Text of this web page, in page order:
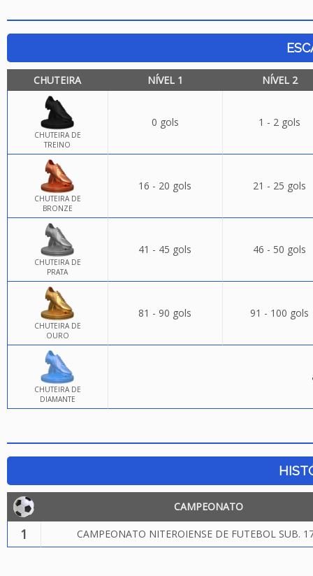
CHUTEIRA NÍVEL 1 NÍVEL 2
CHUTEIRA DE
TREINO
0 gols 1 - 2 gols
CHUTEIRA DE
BRONZE
16 - 20 gols 21 - 25 gols
CHUTEIRA DE
PRATA
41 - 45 gols 46 - 50 gols
CHUTEIRA DE
OURO
81 - 90 gols 91 - 100 gols
CHUTEIRA DE
DIAMANTE
CAMPEONATO
1 CAMPEONATO NITEROIENSE DE FUTEBOL SUB.